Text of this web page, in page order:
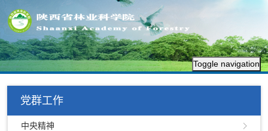
Toggle navigation
党群工作
中央精神